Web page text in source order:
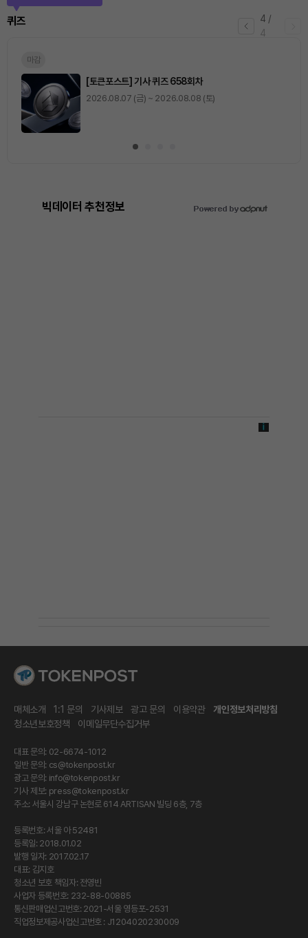
4 /
4
퀴즈
마감
[토큰포스트] 기사 퀴즈 658회차
2026.08.07 (금) ~ 2026.08.08 (토)
빅데이터 추천정보
매체소개 1:1 문의 기사제보 광고 문의 이용약관
개인정보처리방침
청소년보호정책
이메일무단수집거부
대표 문의: 02-6674-1012
일반 문의: cs@tokenpost.kr
광고 문의: info@tokenpost.kr
기사 제보: press@tokenpost.kr
주소: 서울시 강남구 논현로 614 ARTISAN 빌딩 6층, 7층
등록번호: 서울 아 52481
등록일: 2018.01.02
발행 일자: 2017.02.17
대표: 김지호
청소년 보호 책임자: 전영빈
사업자 등록번호: 232-88-00885
통신판매업신고번호: 2021-서울 영등포-2531
직업정보제공사업신고번호 : J1204020230009